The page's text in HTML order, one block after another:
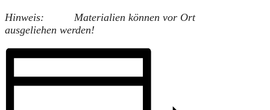
Hinweis: Materialien können vor Ort
ausgeliehen werden!